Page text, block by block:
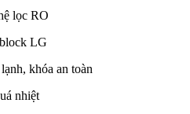
lọc RO
LG
khóa an toàn
nhiệt